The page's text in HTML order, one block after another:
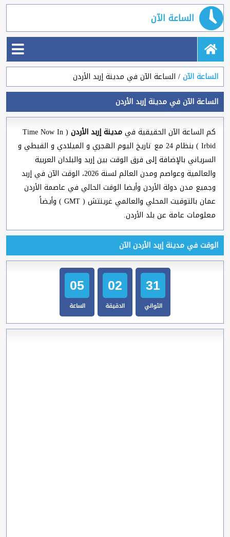
الساعة الآن
الساعة الآن الساعة الآن في مدينة إربد الأردن
الساعة الآن في مدينة إربد الأردن
كم الساعة الآن الحقيقية فيمدينة إربد الأردن ( Time Now In
Irbid ) بنظام 24 مع تاريخ اليوم الهجري و الميلادي و القبطي و
السرياني بالإضافة إلى فرق الوقت بين إربد والبلدان العربية
والعالمية وعواصم ومدن العالم لسنة 2026، الوقت الآن في إربد
وجميع مدن دولة الأردن وأيضا الوقت الحالي في عاصمة الأردن
عمان بالتوقيت المحلي والعالمي غرينتش ( GMT ) وأيضاً
معلومات عامة عن بلد الأردن.
الوقت في مدينة إربد الأردن الآن
05
الساعة
02
الدقيقة
32
الثواني